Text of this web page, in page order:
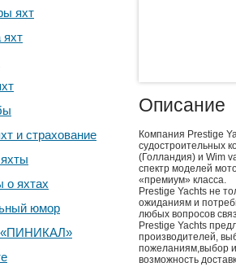
яхт
и страхование
яхтах
юмор
«ПИНИКАЛ»
Описание
Компания Prestige
судостроительных
(Голландия) и Wim
спектр моделей
«премиум» класса.
Prestige Yachts не
ожиданиям и
любых вопросов
Prestige Yachts
производителей,
пожеланиям,выбор и
возможность